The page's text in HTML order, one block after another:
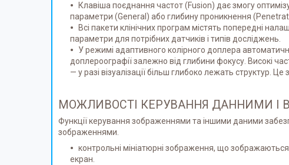
Клавіша поєднання частот (Fusion) дає змогу
параметри (General) або глибину проникнення
Всі пакети клінічних програм містять попередні
параметри для потрібних датчиків і типів досліджень.
У режимі адаптивного колірного доплера
доплероографії залежно від глибини фокусу. Високі
— у разі візуалізації більш глибоко лежать структур.
МОЖЛИВОСТІ КЕРУВАННЯ ДАННИМИ І
Функції керування зображеннями та іншими даними
зображеннями.
контрольні мініатюрні зображення, що
екран.